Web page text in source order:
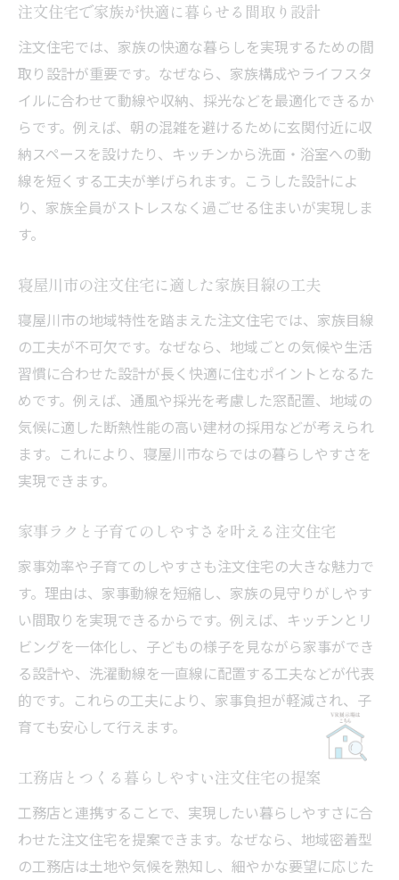
注文住宅で家族が快適に暮らせる間取り設計
注文住宅では、家族の快適な暮らしを実現するための間
取り設計が重要です。なぜなら、家族構成やライフスタ
イルに合わせて動線や収納、採光などを最適化できるか
らです。例えば、朝の混雑を避けるために玄関付近に収
納スペースを設けたり、キッチンから洗面・浴室への動
線を短くする工夫が挙げられます。こうした設計によ
り、家族全員がストレスなく過ごせる住まいが実現しま
す。
寝屋川市の注文住宅に適した家族目線の工夫
寝屋川市の地域特性を踏まえた注文住宅では、家族目線
の工夫が不可欠です。なぜなら、地域ごとの気候や生活
習慣に合わせた設計が長く快適に住むポイントとなるた
めです。例えば、通風や採光を考慮した窓配置、地域の
気候に適した断熱性能の高い建材の採用などが考えられ
ます。これにより、寝屋川市ならではの暮らしやすさを
実現できます。
家事ラクと子育てのしやすさを叶える注文住宅
家事効率や子育てのしやすさも注文住宅の大きな魅力で
す。理由は、家事動線を短縮し、家族の見守りがしやす
い間取りを実現できるからです。例えば、キッチンとリ
ビングを一体化し、子どもの様子を見ながら家事ができ
る設計や、洗濯動線を一直線に配置する工夫などが代表
的です。これらの工夫により、家事負担が軽減され、子
育ても安心して行えます。
工務店とつくる暮らしやすい注文住宅の提案
工務店と連携することで、実現したい暮らしやすさに合
わせた注文住宅を提案できます。なぜなら、地域密着型
の工務店は土地や気候を熟知し、細やかな要望に応じた